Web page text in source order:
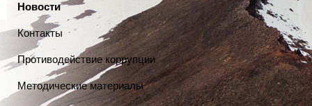
Новости
Контакты
Противодействие коррупции
Методические материалы